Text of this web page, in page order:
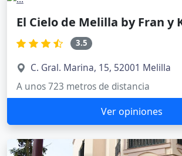
El Cielo de Melilla by Fran y
3.5
C. Gral. Marina, 15, 52001 Melilla
A unos 723 metros de distancia
Ver opiniones